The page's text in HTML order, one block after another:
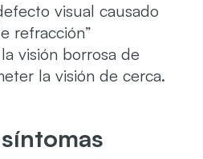
visual causado
refracción”
visión borrosa de
la visión de cerca.